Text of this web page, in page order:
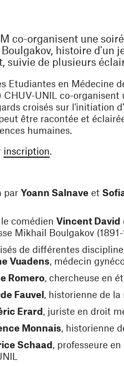
co-organisent une
histoire d'un
suivie de plusieurs
Etudiantes en Médecine
CHUV-UNIL co-
croisés sur l'initiation
être racontée et
humaines.
inscription.
par Yoann Salnave et
comédien Vincent David
Mikhail Boulgakov
de différentes
Vuadens, médecin
Romero, chercheuse en
Fauvel, historienne de la
Erard, juriste en droit
Monnais, historienne
Schaad, professeure